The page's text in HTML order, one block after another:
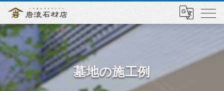
墓地の施工例